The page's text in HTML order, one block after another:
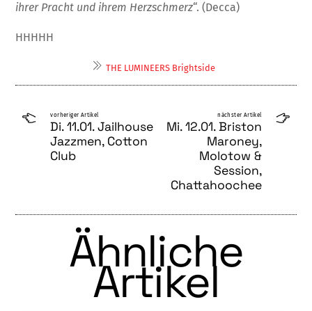
ihrer Pracht und ihrem Herzschmerz“. (Decca)
HHHHH
THE LUMINEERS Brightside
vorheriger Artikel
Di. 11.01. Jailhouse
Jazzmen, Cotton
Club
nächster Artikel
Mi. 12.01. Briston
Maroney,
Molotow &
Session,
Chattahoochee
Ähnliche
Artikel